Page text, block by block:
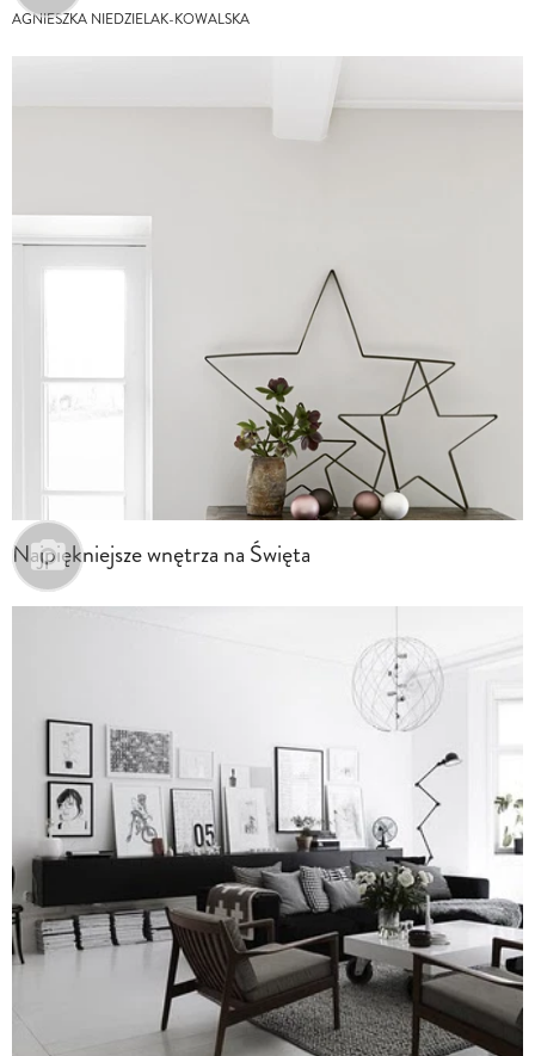
AGNIESZKA NIEDZIELAK-KOWALSKA
Najpiękniejsze wnętrza na Święta